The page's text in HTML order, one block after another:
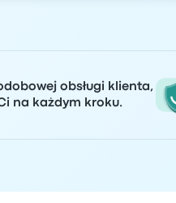
obsługi klienta,
na każdym kroku.